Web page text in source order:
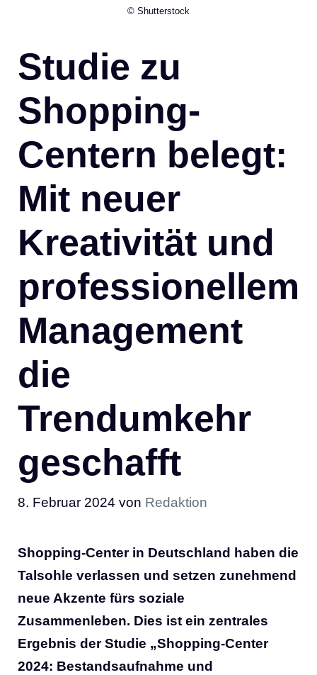
© Shutterstock
Studie zu
Shopping-
Centern belegt:
Mit neuer
Kreativität und
professionellem
Management
die
Trendumkehr
geschafft
8. Februar 2024 von Redaktion
Shopping-Center in Deutschland haben die
Talsohle verlassen und setzen zunehmend
neue Akzente fürs soziale
Zusammenleben. Dies ist ein zentrales
Ergebnis der Studie „Shopping-Center
2024: Bestandsaufnahme und